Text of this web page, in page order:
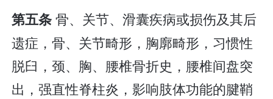
第五条骨、关节、滑囊疾病或损伤及其后
遗症，骨、关节畸形，胸廓畸形，习惯性
脱臼，颈、胸、腰椎骨折史，腰椎间盘突
出，强直性脊柱炎，影响肢体功能的腱鞘